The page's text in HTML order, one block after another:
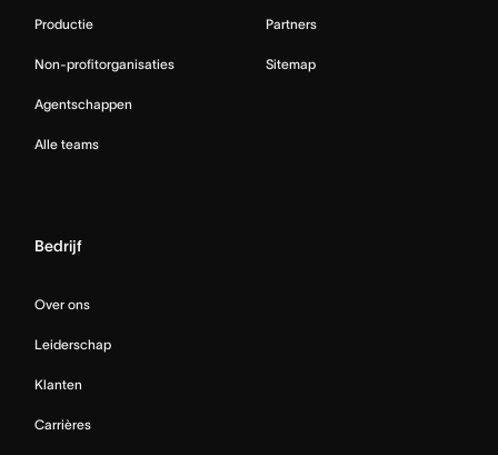
Productie
Non-profitorganisaties
Agentschappen
Alle teams
Partners
Sitemap
Bedrijf
Over ons
Leiderschap
Klanten
Carrières